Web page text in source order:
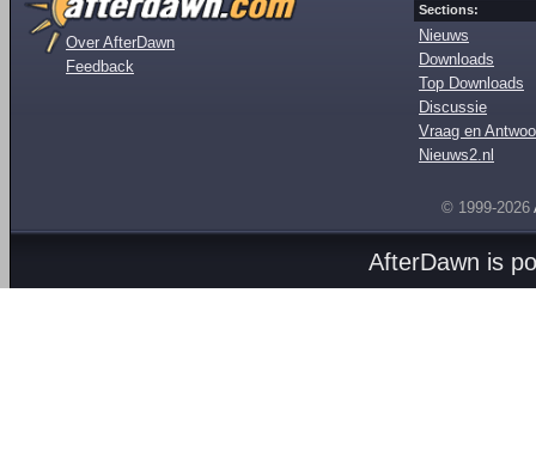
Over AfterDawn
Feedback
Sections:
Nieuws
Downloads
Top Downloads
Discussie
Vraag en
Nieuws2.nl
© 1999-2026
AfterDawn is